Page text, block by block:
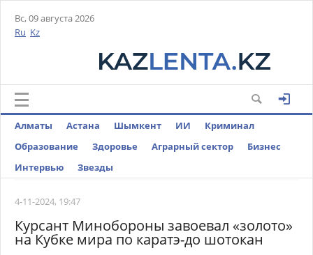
Вс, 09 августа 2026
Ru Kz
Алматы Астана Шымкент ИИ
Криминал
Образование
Здоровье Аграрный сектор
Бизнес
Интервью
Звезды
4-11-2024, 19:47
Курсант Минобороны завоевал «золото»
на Кубке мира по каратэ-до шотокан